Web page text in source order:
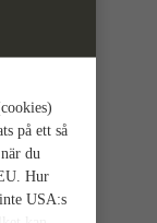
på ett så
du
Hur
USA:s